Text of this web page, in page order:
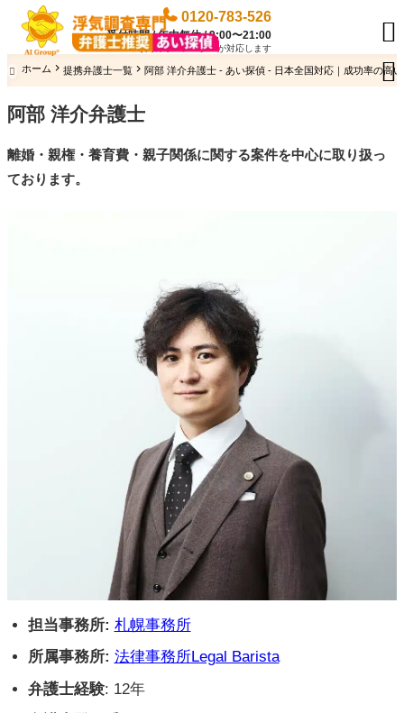
0120-783-526
受付時間 / 年中無休 / 9:00〜21:00
専門のオペレーターが対応します


 ホーム 提携弁護士一覧 阿部 洋介弁護士 - あい探偵 - 日本全国対応｜成功率の高
阿部 洋介弁護士
離婚・親権・養育費・親子関係に関する案件を中心に取り扱っ
ております。
担当事務所: 札幌事務所
所属事務所: 法律事務所Legal Barista
弁護士経験: 12年